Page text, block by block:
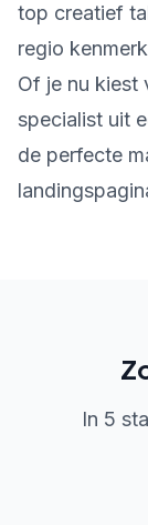
top creatief
regio
Of je nu kiest
specialist uit
de perfecte
In 5